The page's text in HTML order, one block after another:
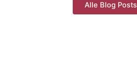
Alle Blog Posts